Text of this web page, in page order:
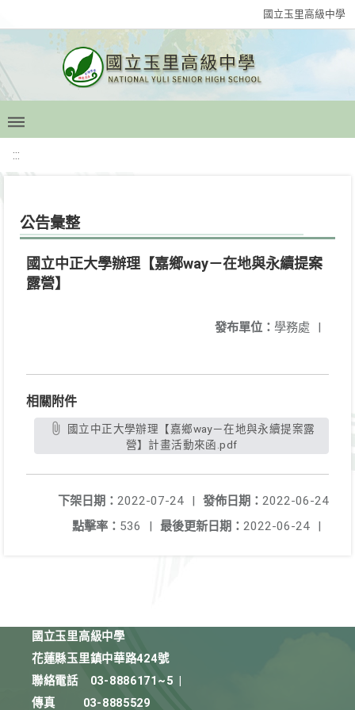
國立玉里高級中學
:::
公告彙整
國立中正大學辦理【嘉鄉way－在地與永續提案
露營】
發布單位： 學務處 |
相關附件
營】計畫活動來函.pdf
發佈日期： 2022-06-24
下架日期： 2022-07-24
|
最後更新日期： 2022-06-24 |
點擊率： 536 |
國立玉里高級中學
花蓮縣玉里鎮中華路424號
聯絡電話
03-8886171~5
傳真
03-8885529